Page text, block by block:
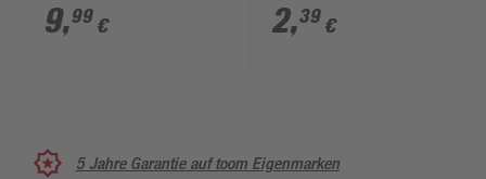
9,99 €
mm
2,39 €
5 Jahre Garantie auf toom Eigenmarken